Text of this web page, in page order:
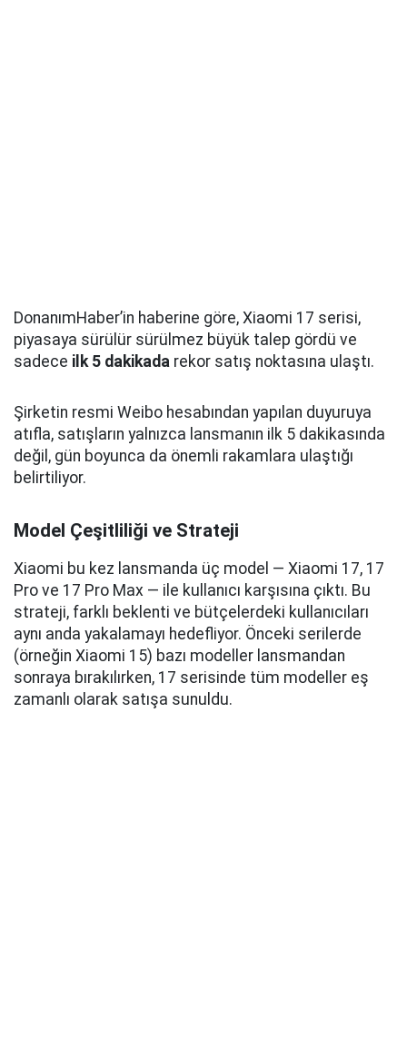
DonanımHaber’in haberine göre, Xiaomi 17 serisi,
piyasaya sürülür sürülmez büyük talep gördü ve
sadece ilk 5 dakikada rekor satış noktasına ulaştı.
Şirketin resmi Weibo hesabından yapılan duyuruya
atıfla, satışların yalnızca lansmanın ilk 5 dakikasında
değil, gün boyunca da önemli rakamlara ulaştığı
belirtiliyor.
Model Çeşitliliği ve Strateji
Xiaomi bu kez lansmanda üç model — Xiaomi 17, 17
Pro ve 17 Pro Max — ile kullanıcı karşısına çıktı. Bu
strateji, farklı beklenti ve bütçelerdeki kullanıcıları
aynı anda yakalamayı hedefliyor. Önceki serilerde
(örneğin Xiaomi 15) bazı modeller lansmandan
sonraya bırakılırken, 17 serisinde tüm modeller eş
zamanlı olarak satışa sunuldu.